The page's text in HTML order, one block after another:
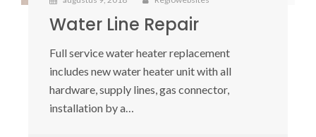
Water Line Repair
Full service water heater replacement
includes new water heater unit with all
hardware, supply lines, gas connector,
installation by a…